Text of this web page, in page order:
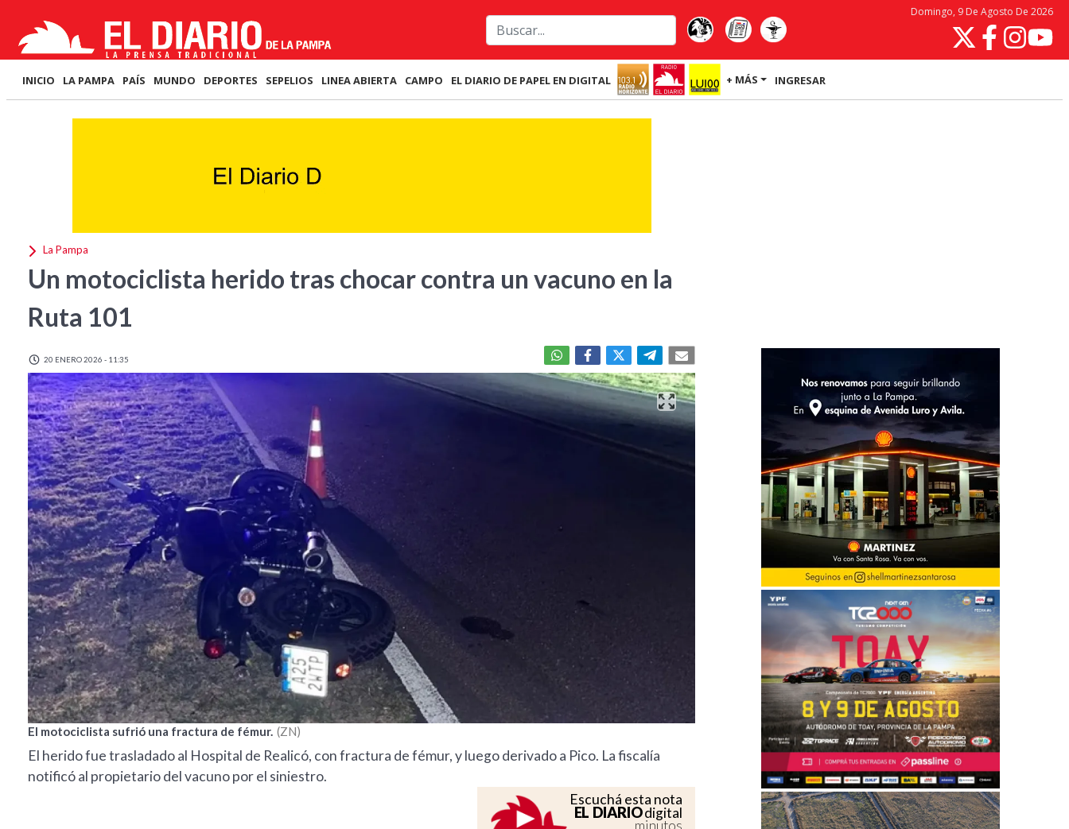
Domingo, 9 De Agosto De 2026
INICIO LA PAMPA PAÍS MUNDO DEPORTES SEPELIOS LINEA ABIERTA CAMPO EL DIARIO DE PAPEL EN DIGITAL + MÁS INGRESAR
La Pampa
Un motociclista herido tras chocar contra un vacuno en la
Ruta 101
20 ENERO 2026 - 11:35
El motociclista sufrió una fractura de fémur. ZN
El herido fue trasladado al Hospital de Realicó, con fractura de fémur, y luego derivado a Pico. La fiscalía
notificó al propietario del vacuno por el siniestro.
Escuchá esta nota
EL DIARIOdigital